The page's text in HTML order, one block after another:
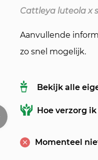
Cattleya luteola x
Aanvullende
zo snel mogelijk.
Bekijk alle
Hoe verzorg
Momenteel